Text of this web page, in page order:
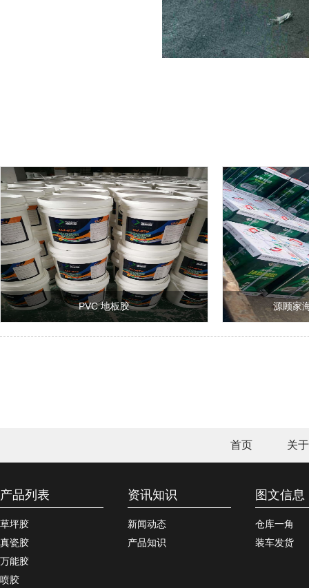
PVC 地板胶 源顾家
首页 关
产品列表
草坪胶
真瓷胶
万能胶
喷胶
资讯知识
新闻动态
产品知识
图文信息
仓库一角
装车发货